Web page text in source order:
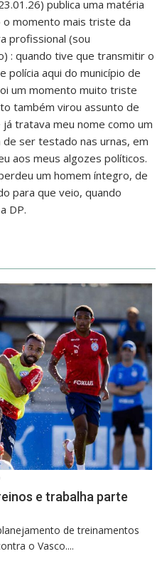
publica uma matéria
momento mais triste da
profissional (sou
: quando tive que transmitir o
polícia aqui do município de
um momento muito triste
também virou assunto de
tratava meu nome como um
ser testado nas urnas, em
aos meus algozes políticos.
um homem íntegro, de
para que veio, quando
DP.
e trabalha parte
de treinamentos
o Vasco....